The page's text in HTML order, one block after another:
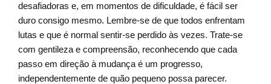
desafiadoras e, em momentos de dificuldade, é fácil ser
duro consigo mesmo. Lembre-se de que todos enfrentam
lutas e que é normal sentir-se perdido às vezes. Trate-se
com gentileza e compreensão, reconhecendo que cada
passo em direção à mudança é um progresso,
independentemente de quão pequeno possa parecer.